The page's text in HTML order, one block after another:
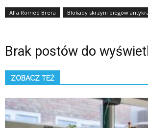
Alfa Romeo Brera Blokady skrzyni biegów
Brak postów do
ZOBACZ TEŻ